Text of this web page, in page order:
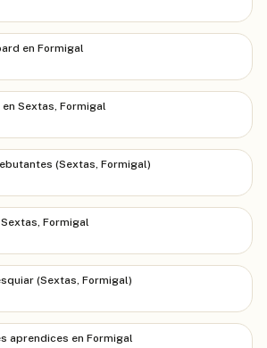
en Formigal
Sextas, Formigal
(Sextas, Formigal)
Formigal
(Sextas, Formigal)
aprendices en Formigal